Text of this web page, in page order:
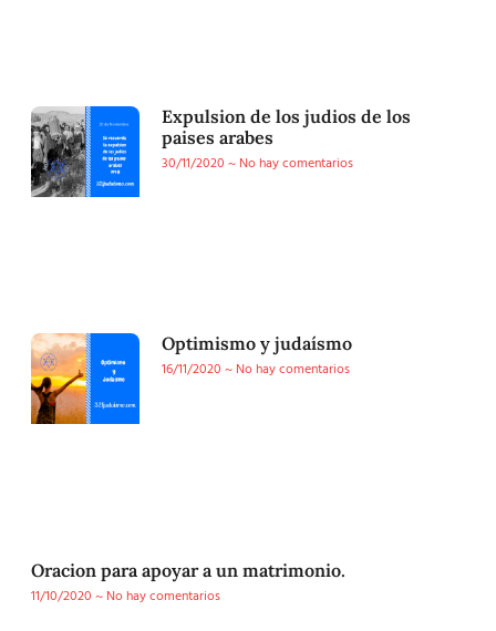
Expulsion de los judios de los
paises arabes
30/11/2020
No hay comentarios
Optimismo y judaísmo
16/11/2020
No hay comentarios
Oracion para apoyar a un matrimonio.
11/10/2020
No hay comentarios